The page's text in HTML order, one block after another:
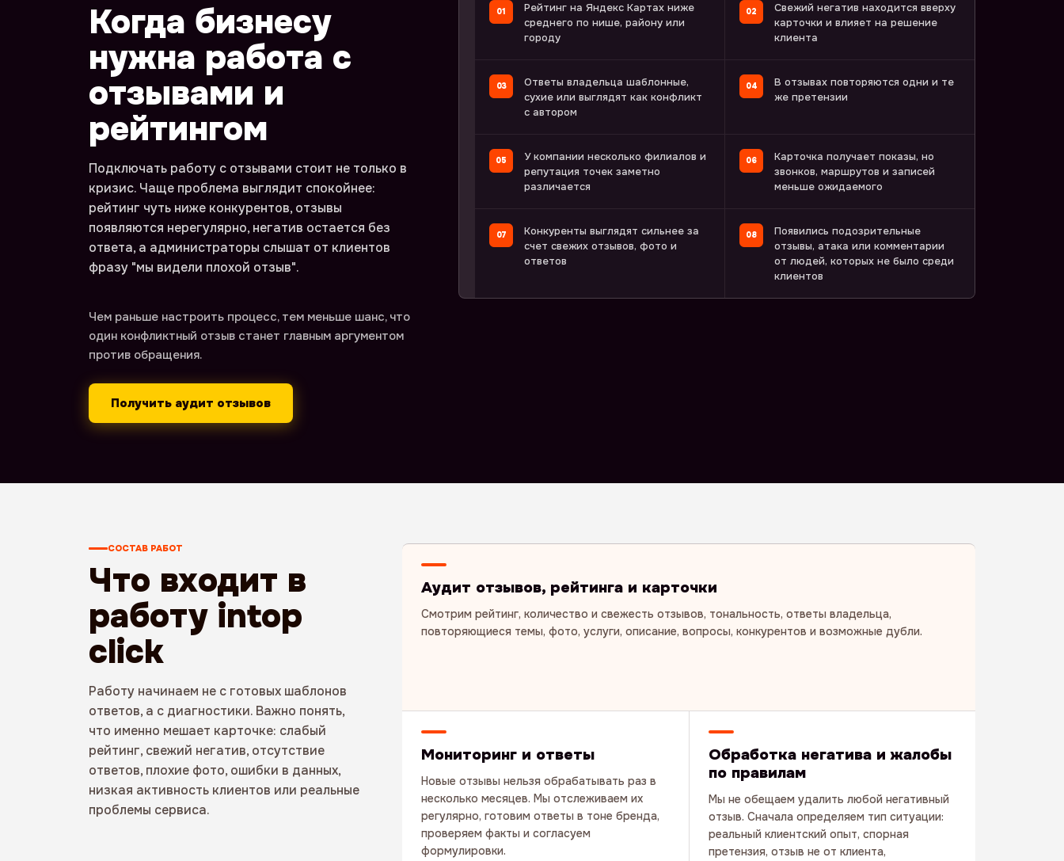
Когда бизнесу
нужна работа с
отзывами и
рейтингом
Подключать работу с отзывами стоит не только в
кризис. Чаще проблема выглядит спокойнее:
рейтинг чуть ниже конкурентов, отзывы
появляются нерегулярно, негатив остается без
ответа, а администраторы слышат от клиентов
фразу "мы видели плохой отзыв".
Чем раньше настроить процесс, тем меньше шанс, что
один конфликтный отзыв станет главным аргументом
против обращения.
Получить аудит отзывов
Рейтинг на Яндекс Картах ниже
среднего по нише, району или
городу
Свежий негатив находится вверху
карточки и влияет на решение
клиента
Ответы владельца шаблонные,
сухие или выглядят как конфликт
с автором
В отзывах повторяются одни и те
же претензии
У компании несколько филиалов и
репутация точек заметно
различается
Карточка получает показы, но
звонков, маршрутов и записей
меньше ожидаемого
Конкуренты выглядят сильнее за
счет свежих отзывов, фото и
ответов
Появились подозрительные
отзывы, атака или комментарии
от людей, которых не было среди
клиентов
СОСТАВ РАБОТ
Что входит в
работу intop
click
Работу начинаем не с готовых шаблонов
ответов, а с диагностики. Важно понять,
что именно мешает карточке: слабый
рейтинг, свежий негатив, отсутствие
ответов, плохие фото, ошибки в данных,
низкая активность клиентов или реальные
проблемы сервиса.
Аудит отзывов, рейтинга и карточки
Смотрим рейтинг, количество и свежесть отзывов, тональность, ответы владельца,
повторяющиеся темы, фото, услуги, описание, вопросы, конкурентов и возможные дубли.
Мониторинг и ответы
Новые отзывы нельзя обрабатывать раз в
несколько месяцев. Мы отслеживаем их
регулярно, готовим ответы в тоне бренда,
проверяем факты и согласуем
формулировки.
Обработка негатива и жалобы
по правилам
Мы не обещаем удалить любой негативный
отзыв. Сначала определяем тип ситуации:
реальный клиентский опыт, спорная
претензия, отзыв не от клиента,